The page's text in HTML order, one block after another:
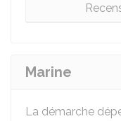
Marine
La démarche